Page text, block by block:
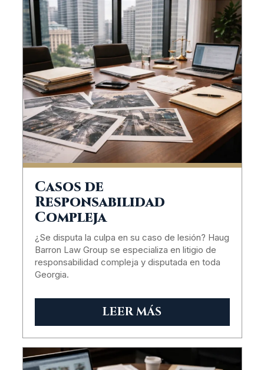
Casos de
Responsabilidad
Compleja
¿Se disputa la culpa en su caso de lesión? Haug
Barron Law Group se especializa en litigio de
responsabilidad compleja y disputada en toda
Georgia.
LEER MÁS